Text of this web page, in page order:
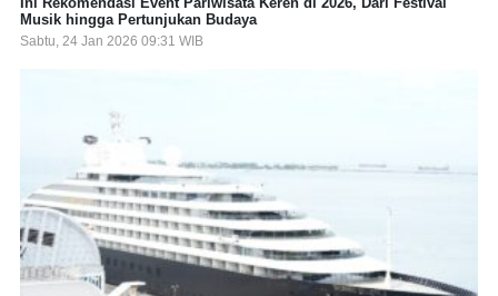
Musik hingga Pertunjukan Budaya
Sabtu, 24 Jan 2026 09:31 WIB